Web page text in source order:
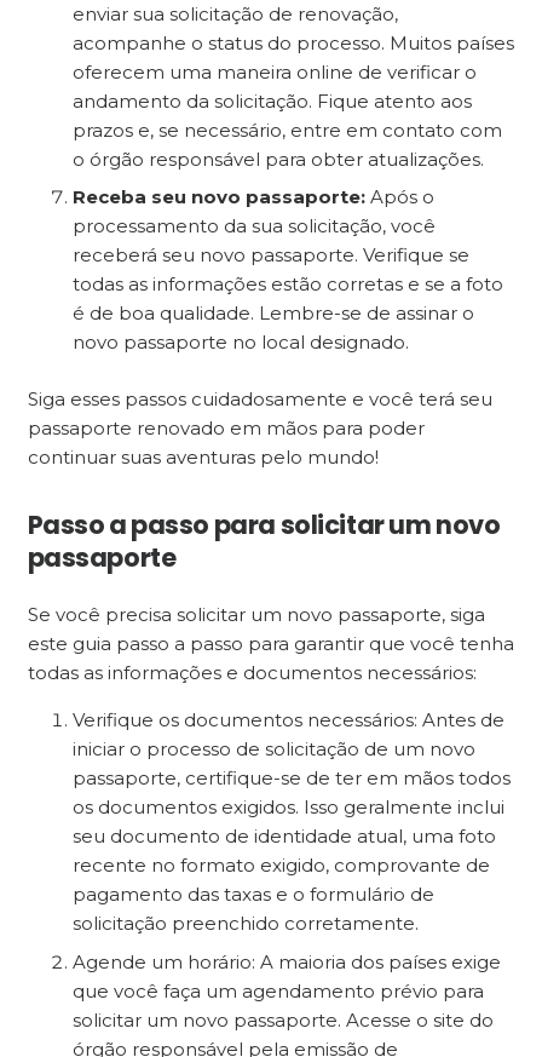
enviar sua solicitação de renovação,
acompanhe o status do processo. Muitos países
oferecem uma maneira online de verificar o
andamento da solicitação. Fique atento aos
prazos e, se necessário, entre em contato com
o órgão responsável para obter atualizações.
Receba seu novo passaporte: Após o
processamento da sua solicitação, você
receberá seu novo passaporte. Verifique se
todas as informações estão corretas e se a foto
é de boa qualidade. Lembre-se de assinar o
novo passaporte no local designado.
Siga esses passos cuidadosamente e você terá seu
passaporte renovado em mãos para poder
continuar suas aventuras pelo mundo!
Passo a passo para solicitar um novo
passaporte
Se você precisa solicitar um novo passaporte, siga
este guia passo a passo para garantir que você tenha
todas as informações e documentos necessários:
Verifique os documentos necessários: Antes de
iniciar o processo de solicitação de um novo
passaporte, certifique-se de ter em mãos todos
os documentos exigidos. Isso geralmente inclui
seu documento de identidade atual, uma foto
recente no formato exigido, comprovante de
pagamento das taxas e o formulário de
solicitação preenchido corretamente.
Agende um horário: A maioria dos países exige
que você faça um agendamento prévio para
solicitar um novo passaporte. Acesse o site do
órgão responsável pela emissão de